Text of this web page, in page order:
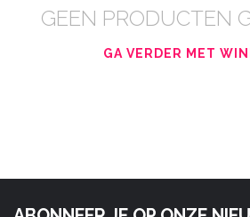
GEEN PRODUCTEN
GA VERDER MET